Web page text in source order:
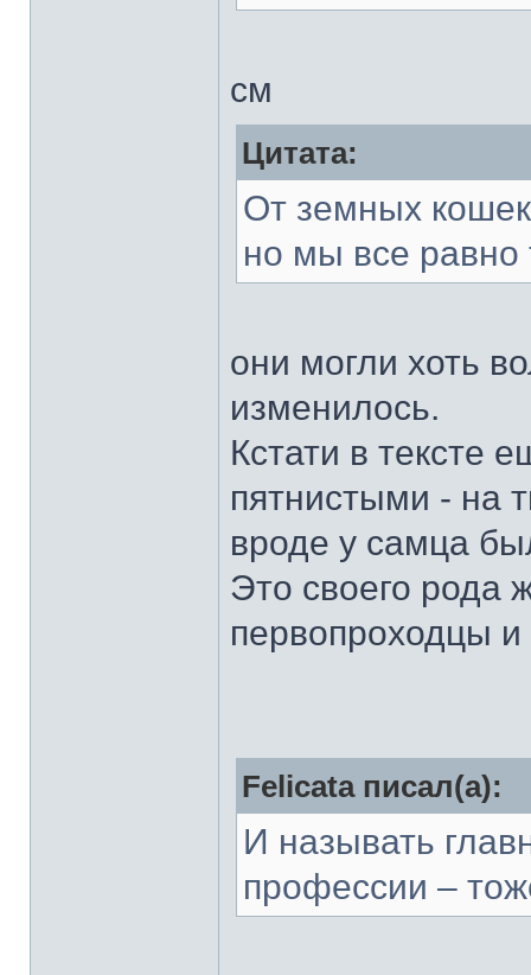
см
Цитата:
От земных
но мы все равно
они могли хоть
изменилось.
Кстати в тексте
пятнистыми - на
вроде у самца
Это своего рода
первопроходцы и
Felicata писал(а):
И называть
профессии –